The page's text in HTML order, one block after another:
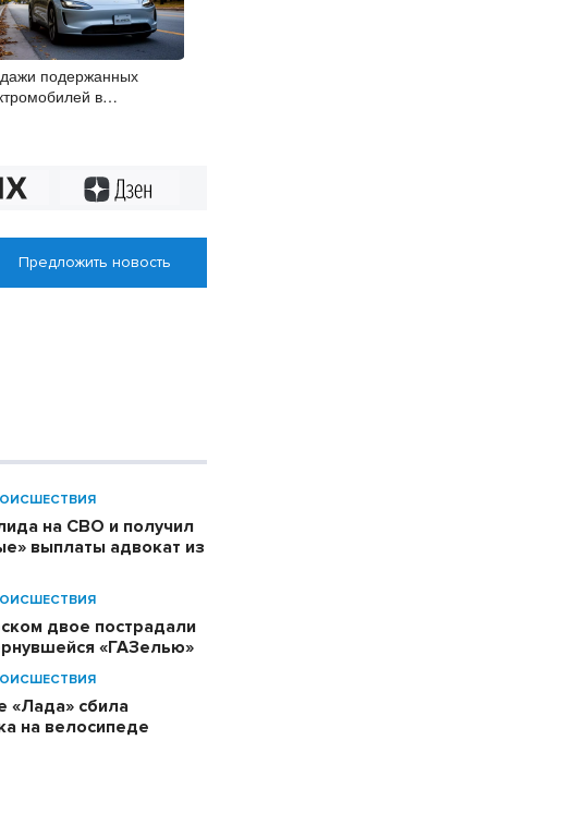
подержанных
в
Предложить новость
на СВО и получил
выплаты адвокат из
двое пострадали
«ГАЗелью»
«Лада» сбила
на велосипеде